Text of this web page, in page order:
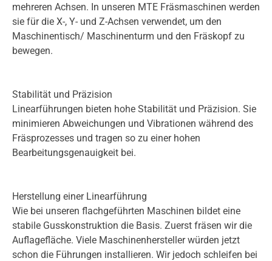
mehreren Achsen. In unseren MTE Fräsmaschinen werden
sie für die X-, Y- und Z-Achsen verwendet, um den
Maschinentisch/ Maschinenturm und den Fräskopf zu
bewegen.
Stabilität und Präzision
Linearführungen bieten hohe Stabilität und Präzision. Sie
minimieren Abweichungen und Vibrationen während des
Fräsprozesses und tragen so zu einer hohen
Bearbeitungsgenauigkeit bei.
Herstellung einer Linearführung
Wie bei unseren flachgeführten Maschinen bildet eine
stabile Gusskonstruktion die Basis. Zuerst fräsen wir die
Auflagefläche. Viele Maschinenhersteller würden jetzt
schon die Führungen installieren. Wir jedoch schleifen bei